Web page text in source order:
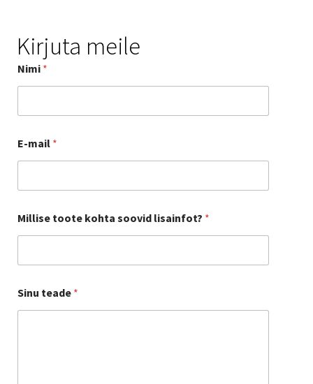
Kirjuta meile
Nimi *
e
a
-
m
a
l
i
E-mail *
Millise toote kohta soovid lisainfot? *
Sinu teade *